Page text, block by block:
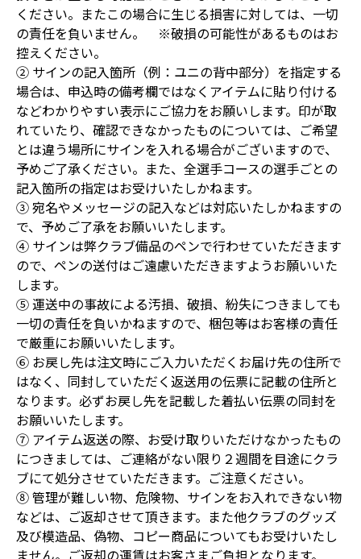
ください。またこの場合に生じる損害に対しては、一切
の責任を負いません。 ※破損の可能性があるものはお
控えください。
② サインの記入箇所（例：ユニの背中部分）を指定する
場合は、申込時の備考欄ではなくアイテムに貼り付ける
などわかりやすい表示にご協力をお願いします。印が取
れていたり、確認できなかったものについては、ご希望
とは違う場所にサインを入れる場合がございますので、
予めご了承ください。また、全選手コースの選手ごとの
記入箇所の指定はお受けいたしかねます。
③ 宛名やメッセージの記入などは対応いたしかねますの
で、予めご了承をお願いいたします。
④ サインは弊クラブ備品のペンで行わせていただきます
ので、ペンの送付はご遠慮いただきますようお願いいた
します。
⑤ 運送中の事故による汚損、破損、紛失につきましても
一切の責任を負いかねますので、梱包等はお客様の責任
で厳重にお願いいたします。
⑥ お戻し先は注文時にご入力いただくお届け先の住所で
はなく、同封していただく返送用の伝票に記載の住所と
なります。必ずお戻し先を記載した着払い伝票の同封を
お願いいたします。
⑦ アイテム返送の際、お受け取りいただけなかったもの
につきましては、ご連絡がない限り２週間を目途にクラ
ブにて処分させていただきます。ご注意ください。
⑧ 管理が難しい物、危険物、サインをお入れできない物
などは、ご返却させて頂きます。また他クラブのグッズ
及び模造品、偽物、コピー商品についてもお受けいたし
ません。ご返却の運賃はお客さまご負担となります。